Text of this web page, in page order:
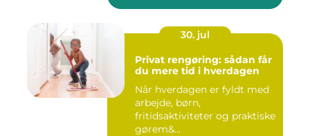
30. jul
Privat rengøring: sådan får
du mere tid i hverdagen
Når hverdagen er fyldt med
arbejde, børn,
fritidsaktiviteter og praktiske
gørem&...